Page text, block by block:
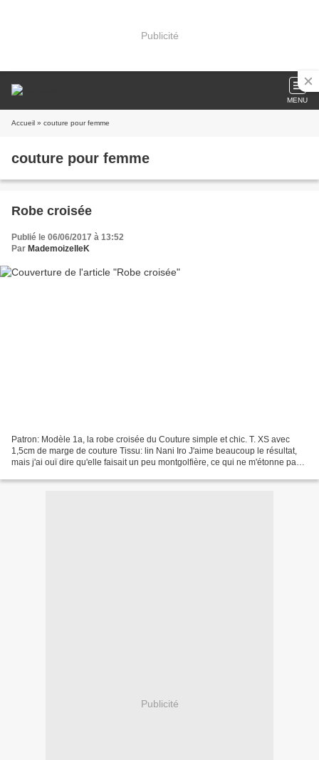
Publicité
MENU
Accueil » couture pour femme
couture pour femme
Robe croisée
Publié le 06/06/2017 à 13:52
Par MademoizelleK
Patron: Modèle 1a, la robe croisée du Couture simple et chic. T. XS avec
1,5cm de marge de couture Tissu: lin Nani Iro J'aime beaucoup le résultat,
mais j'ai ouï dire qu'elle faisait un peu montgolfière, ce qui ne m'étonne pas
Publicité